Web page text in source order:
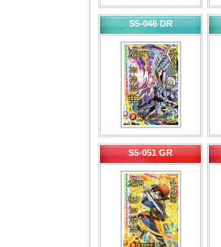
S5-046 DR
S5-051 GR